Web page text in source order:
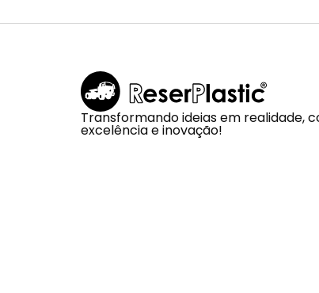
Transformando ideias em realidade,
excelência e inovação!